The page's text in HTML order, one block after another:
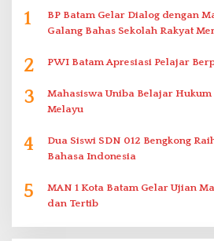
1
BP Batam Gelar Dialog dengan
Galang Bahas Sekolah Rakyat
2 PWI Batam Apresiasi Pelajar
3
Mahasiswa Uniba Belajar
Melayu
4
Dua Siswi SDN 012 Bengkong
Bahasa Indonesia
5
MAN 1 Kota Batam Gelar Ujian
dan Tertib